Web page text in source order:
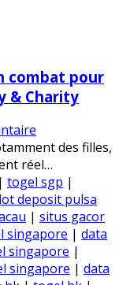
combat pour
& Charity
des filles,
réel…
| togel sgp |
deposit pulsa
| situs gacor
singapore | data
singapore |
singapore | data